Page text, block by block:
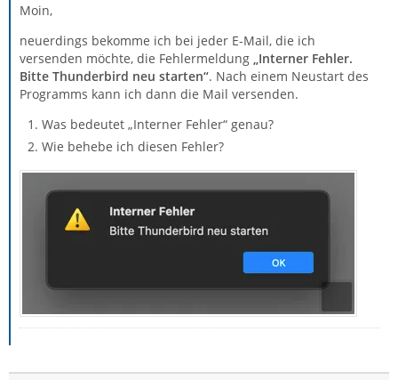
Moin,
neuerdings bekomme ich bei jeder E-Mail, die ich
versenden möchte, die Fehlermeldung „Interner Fehler.
Bitte Thunderbird neu starten“. Nach einem Neustart des
Programms kann ich dann die Mail versenden.
Was bedeutet „Interner Fehler“ genau?
Wie behebe ich diesen Fehler?